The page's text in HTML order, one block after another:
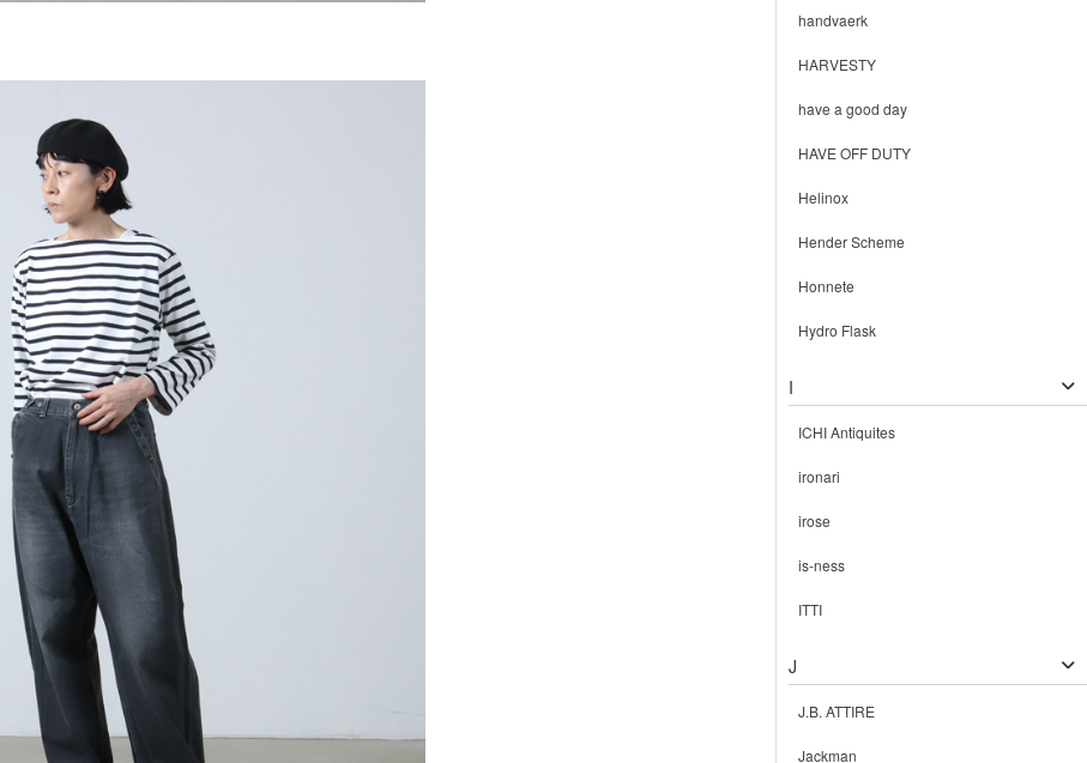
handvaerk
HARVESTY
have a good day
HAVE OFF DUTY
Helinox
Hender Scheme
Honnete
Hydro Flask
I
ICHI Antiquites
ironari
irose
is-ness
ITTI
J
J.B. ATTIRE
Jackman